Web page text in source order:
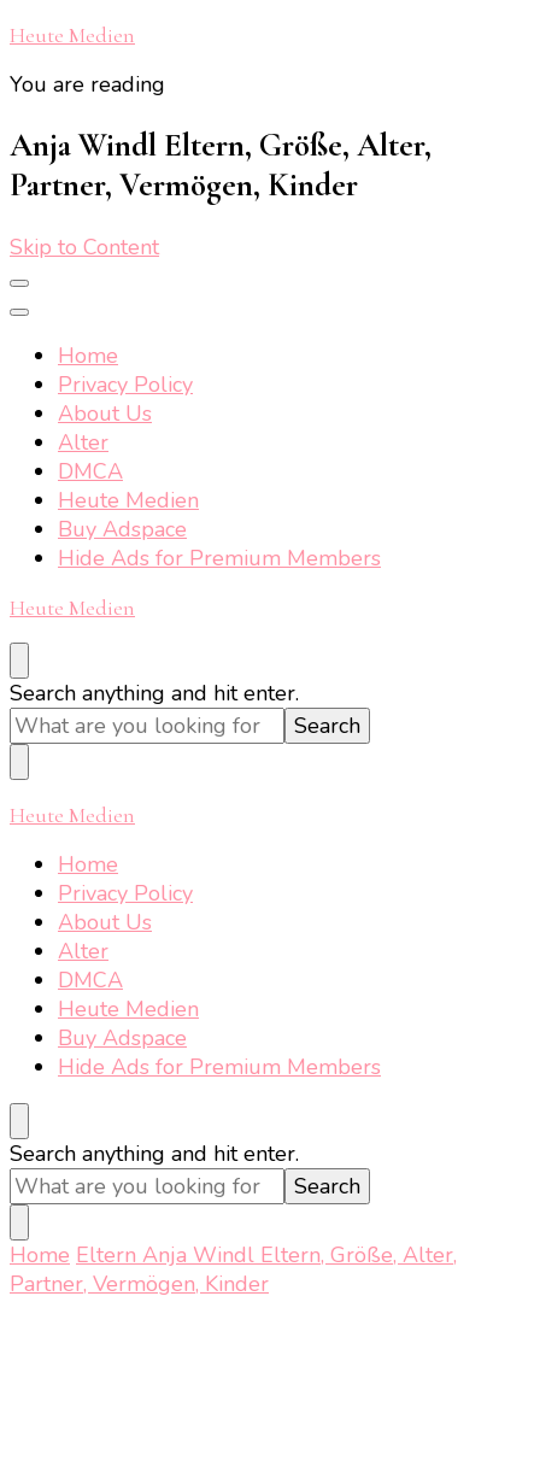
Heute Medien
You are reading
Anja Windl Eltern, Größe, Alter,
Partner, Vermögen, Kinder
Skip to Content
Home
Privacy Policy
About Us
Alter
DMCA
Heute Medien
Buy Adspace
Hide Ads for Premium Members
Heute Medien
Looking
for
Something?
Search anything and hit enter.
Heute Medien
Home
Privacy Policy
About Us
Alter
DMCA
Heute Medien
Buy Adspace
Hide Ads for Premium Members
Looking
for
Something?
Search anything and hit enter.
Home Eltern Anja Windl Eltern, Größe, Alter,
Partner, Vermögen, Kinder